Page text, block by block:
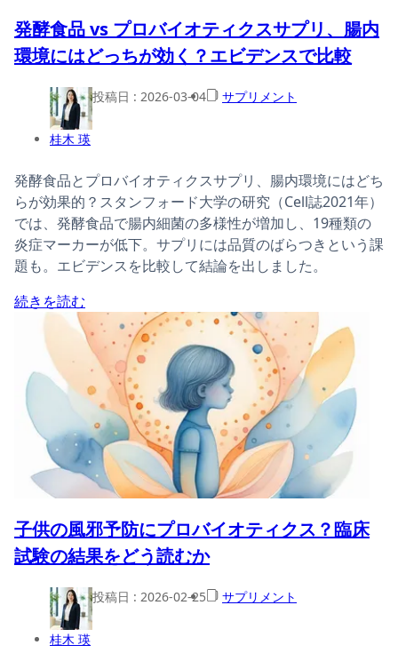
発酵食品 vs プロバイオティクスサプリ、腸内
環境にはどっちが効く？エビデンスで比較
桂木 瑛
投稿日 : 2026-03-04 サプリメント
発酵食品とプロバイオティクスサプリ、腸内環境にはどち
らが効果的？スタンフォード大学の研究（Cell誌2021年）
では、発酵食品で腸内細菌の多様性が増加し、19種類の
炎症マーカーが低下。サプリには品質のばらつきという課
題も。エビデンスを比較して結論を出しました。
続きを読む
子供の風邪予防にプロバイオティクス？臨床
試験の結果をどう読むか
桂木 瑛
投稿日 : 2026-02-25 サプリメント